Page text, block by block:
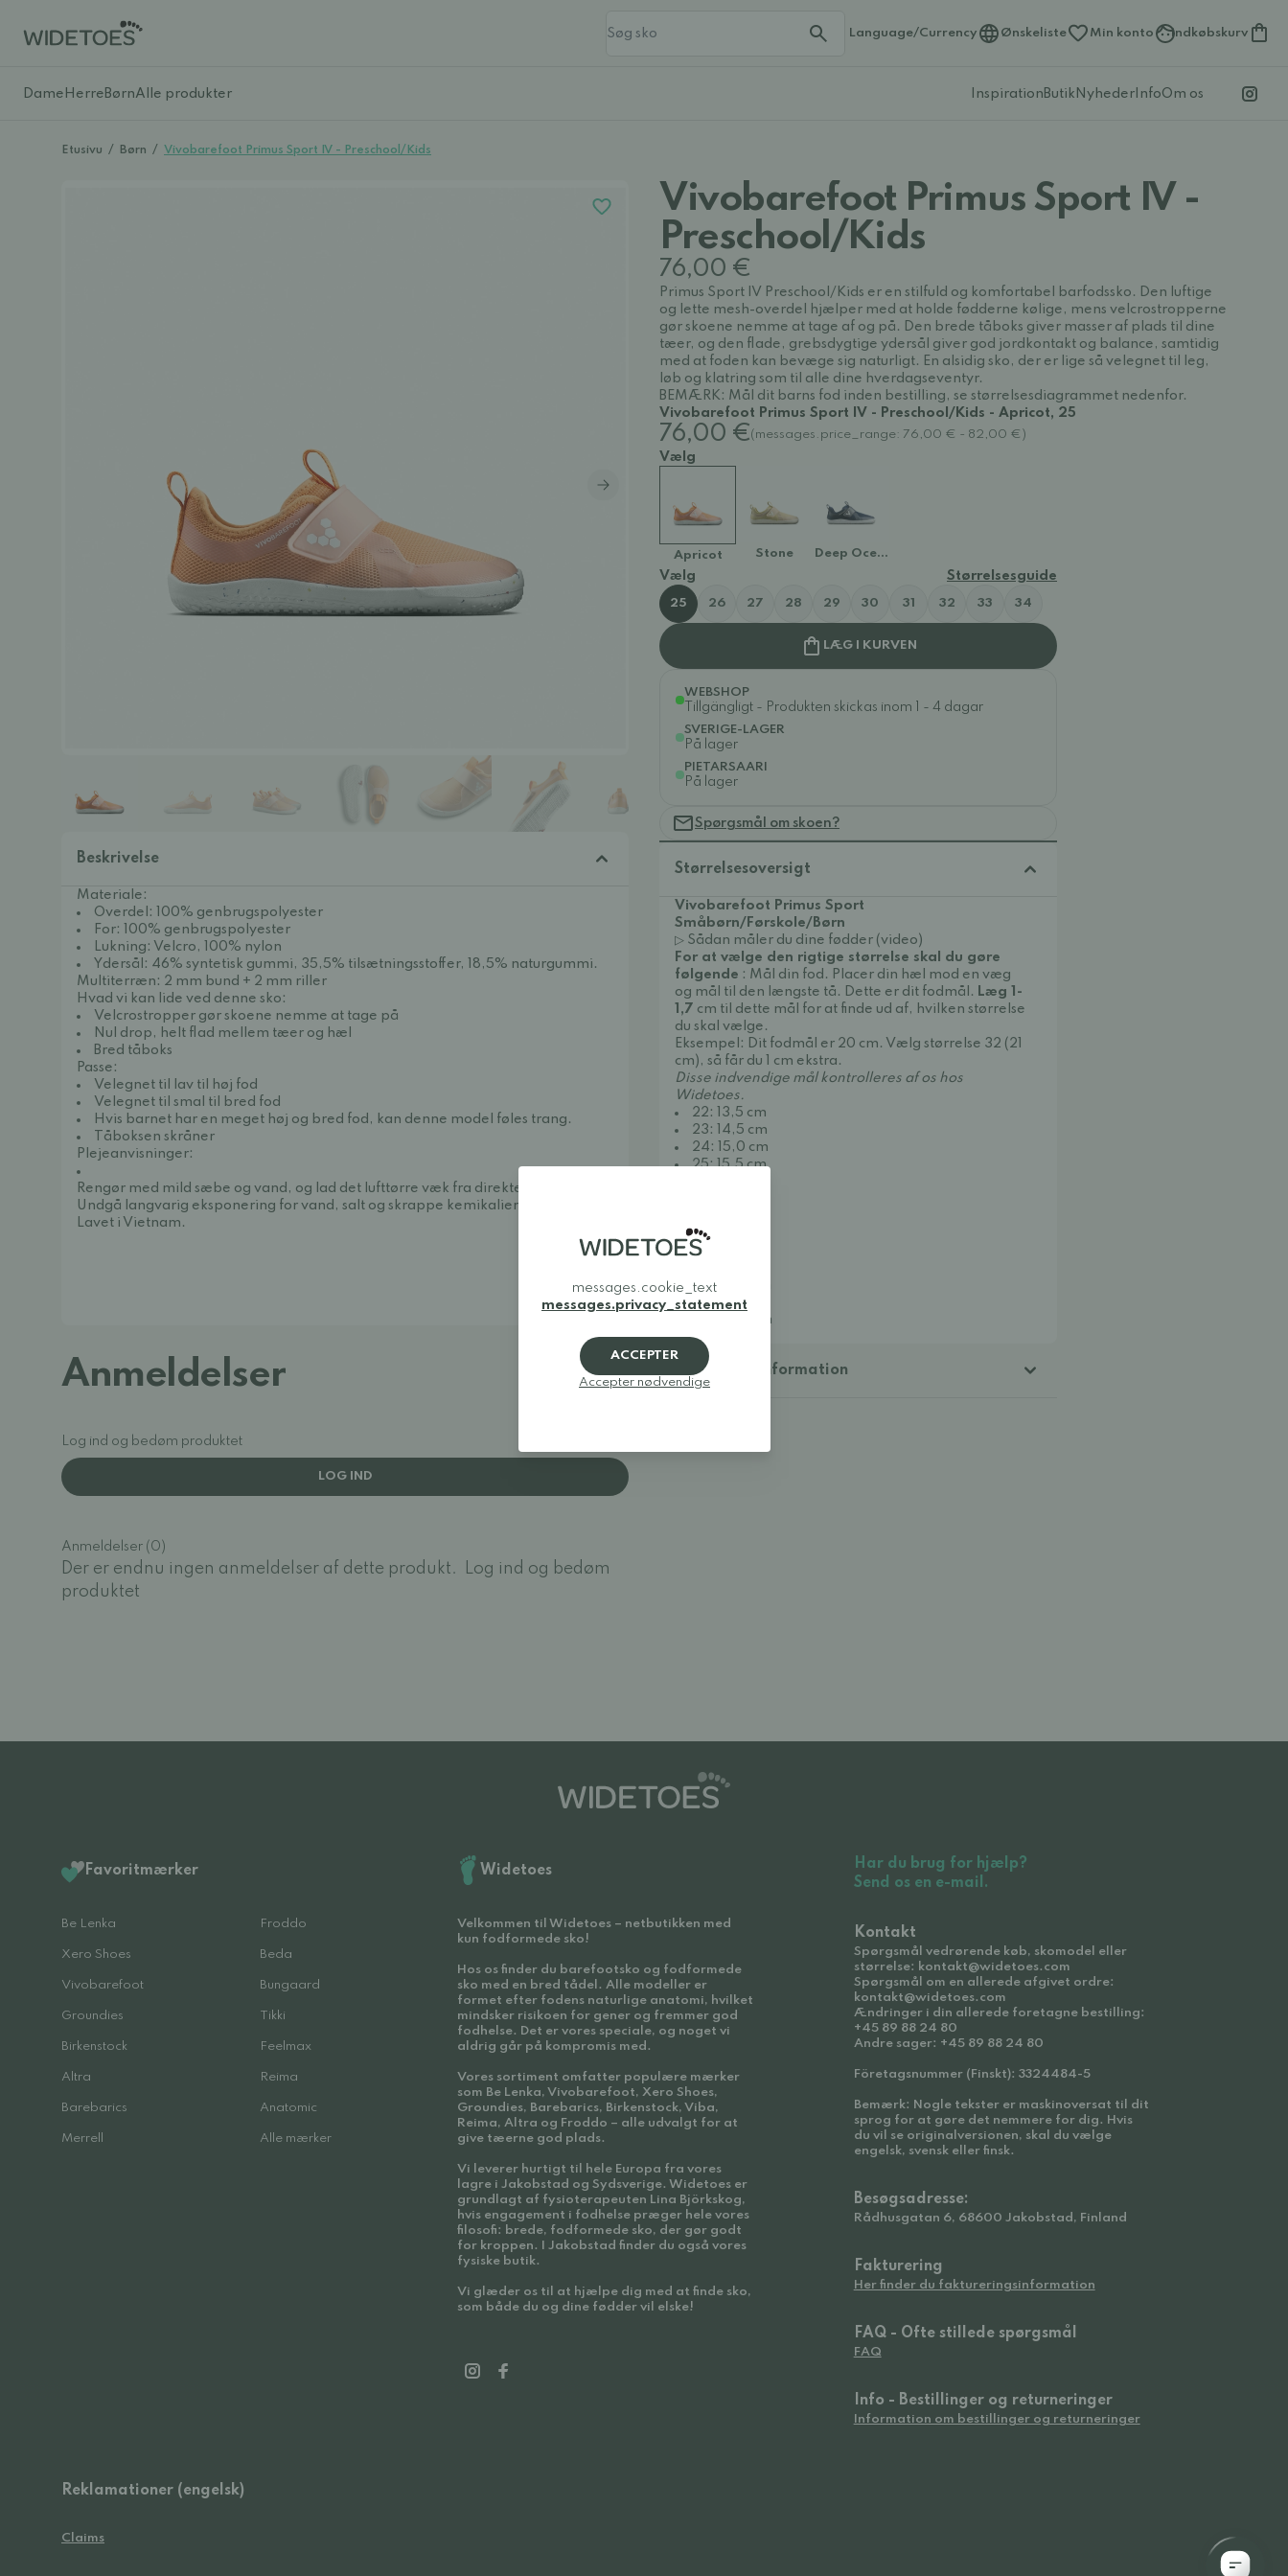
Language/Currency Ønskeliste Min konto Indkøbskurv
Dame Herre BørnAlle produkter Inspiration Butik Nyheder InfoOm os
Etusivu / Børn / Vivobarefoot Primus Sport IV - Preschool/Kids
Beskrivelse
Materiale:
Overdel: 100% genbrugspolyester
For: 100% genbrugspolyester
Lukning: Velcro, 100% nylon
Ydersål: 46% syntetisk gummi, 35,5% tilsætningsstoffer, 18,5% naturgummi.
Multiterræn: 2 mm bund + 2 mm riller
Hvad vi kan lide ved denne sko:
Velcrostropper gør skoene nemme at tage på
Nul drop, helt flad mellem tæer og hæl
Bred tåboks
Passe:
Velegnet til lav til høj fod
Velegnet til smal til bred fod
Hvis barnet har en meget høj og bred fod, kan denne model føles trang.
Tåboksen skråner
Plejeanvisninger:
Rengør med mild sæbe og vand, og lad det lufttørre væk fra direkte varme.
Undgå langvarig eksponering for vand, salt og skrappe kemikalier.
Lavet i Vietnam.
Anmeldelser
Log ind og bedøm produktet
LOG IND
Anmeldelser (0)
Der er endnu ingen anmeldelser af dette produkt.
Log ind og bedøm
produktet
Vivobarefoot Primus Sport IV -
Preschool/Kids
76,00 €
Primus Sport IV Preschool/Kids er en stilfuld og komfortabel barfodssko. Den luftige
og lette mesh-overdel hjælper med at holde fødderne kølige, mens velcrostropperne
gør skoene nemme at tage af og på. Den brede tåboks giver masser af plads til dine
tæer, og den flade, grebsdygtige ydersål giver god jordkontakt og balance, samtidig
med at foden kan bevæge sig naturligt. En alsidig sko, der er lige så velegnet til leg,
løb og klatring som til alle dine hverdagseventyr.
BEMÆRK: Mål dit barns fod inden bestilling, se størrelsesdiagrammet nedenfor.
Vivobarefoot Primus Sport IV - Preschool/Kids - Apricot, 25
76,00 €(messages.price_range: 76,00 € - 82,00 €)
Vælg
Apricot Stone Deep Ocean
Vælg Størrelsesguide
25 26 27 28 29 30 31 32 33 34
LÆG I KURVEN
WEBSHOP
Tillgängligt - Produkten skickas inom 1 - 4 dagar
SVERIGE-LAGER
På lager
PIETARSAARI
På lager
Spørgsmål om skoen?
Størrelsesoversigt
Vivobarefoot Primus Sport
Småbørn/Førskole/Børn
▷ Sådan måler du dine fødder (video)
For at vælge den rigtige størrelse skal du gøre
følgende : Mål din fod. Placer din hæl mod en væg
og mål til den længste tå. Dette er dit fodmål. Læg 1-
1,7 cm til dette mål for at finde ud af, hvilken størrelse
du skal vælge.
Eksempel: Dit fodmål er 20 cm. Vælg størrelse 32 (21
cm), så får du 1 cm ekstra.
Disse indvendige mål kontrolleres af os hos
Widetoes.
22: 13,5 cm
23: 14,5 cm
24: 15,0 cm
25: 15,5 cm
29: 18,5 cm
30: 19,0 cm
32: 20,5 cm
33: 21,5 cm
34: 22,0 cm
Yderligere information
Favoritmærker
Be Lenka Froddo
Xero Shoes Beda
Vivobarefoot Bungaard
Groundies Tikki
Birkenstock Feelmax
Altra Reima
Barebarics Anatomic
Merrell Alle mærker
Widetoes
Velkommen til Widetoes – netbutikken med
kun fodformede sko!
Hos os finder du barefootsko og fodformede
sko med en bred tådel. Alle modeller er
formet efter fodens naturlige anatomi, hvilket
mindsker risikoen for gener og fremmer god
fodhelse. Det er vores speciale, og noget vi
aldrig går på kompromis med.
Vores sortiment omfatter populære mærker
som Be Lenka, Vivobarefoot, Xero Shoes,
Groundies, Barebarics, Birkenstock, Viba,
Reima, Altra og Froddo – alle udvalgt for at
give tæerne god plads.
Vi leverer hurtigt til hele Europa fra vores
lagre i Jakobstad og Sydsverige. Widetoes er
grundlagt af fysioterapeuten Lina Björkskog,
hvis engagement i fodhelse præger hele vores
filosofi: brede, fodformede sko, der gør godt
for kroppen. I Jakobstad finder du også vores
fysiske butik.
Vi glæder os til at hjælpe dig med at finde sko,
som både du og dine fødder vil elske!
Har du brug for hjælp?
Send os en e-mail.
Kontakt
Spørgsmål vedrørende køb, skomodel eller
størrelse: kontakt@widetoes.com
Spørgsmål om en allerede afgivet ordre:
kontakt@widetoes.com
Ændringer i din allerede foretagne bestilling:
+45 89 88 24 80
Andre sager: +45 89 88 24 80
Företagsnummer (Finskt): 3324484-5
Bemærk: Nogle tekster er maskinoversat til dit
sprog for at gøre det nemmere for dig. Hvis
du vil se originalversionen, skal du vælge
engelsk, svensk eller finsk.
Besøgsadresse:
Rådhusgatan 6, 68600 Jakobstad, Finland
Fakturering
Her finder du faktureringsinformation
FAQ - Ofte stillede spørgsmål
FAQ
Info - Bestillinger og returneringer
Information om bestillinger og returneringer
Reklamationer (engelsk)
Claims
messages.cookie_text
messages.privacy_statement
ACCEPTER
Accepter nødvendige